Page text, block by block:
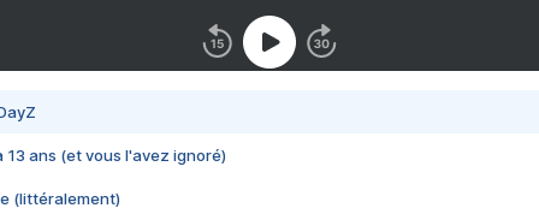
13 ans (et vous l'avez ignoré)
(littéralement)